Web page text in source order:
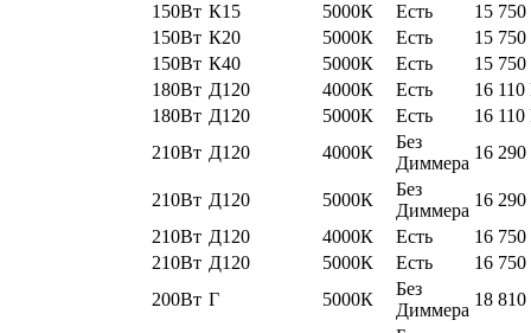
150Вт К15 5000К Есть
15 750
150Вт К20 5000К Есть
15 750
150Вт К40 5000К Есть
15 750
180Вт Д120 4000К Есть 16 110
180Вт Д120 5000К Есть 16 110
210Вт Д120 4000К
Без
Диммера
16 290
210Вт Д120 5000К
Без
Диммера
16 290
210Вт Д120 4000К Есть
16 750
210Вт Д120 5000К Есть
16 750
200Вт Г 5000К
Без
Диммера
18 810